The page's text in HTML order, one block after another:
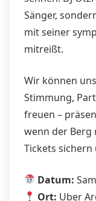
Sänger,
mit seiner
mitreißt.
Wir können
Stimmung,
freuen –
wenn der Berg
Tickets sichern
Datum:
Ort: Uber